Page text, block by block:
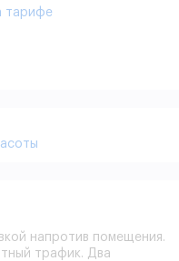
тарифе
напротив помещения.
трафик. Два